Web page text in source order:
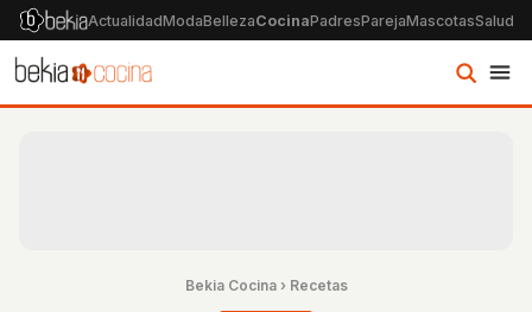
ActualidadModaBellezaCocinaPadresParejaMascotasSalud
Bekia Cocina› Recetas